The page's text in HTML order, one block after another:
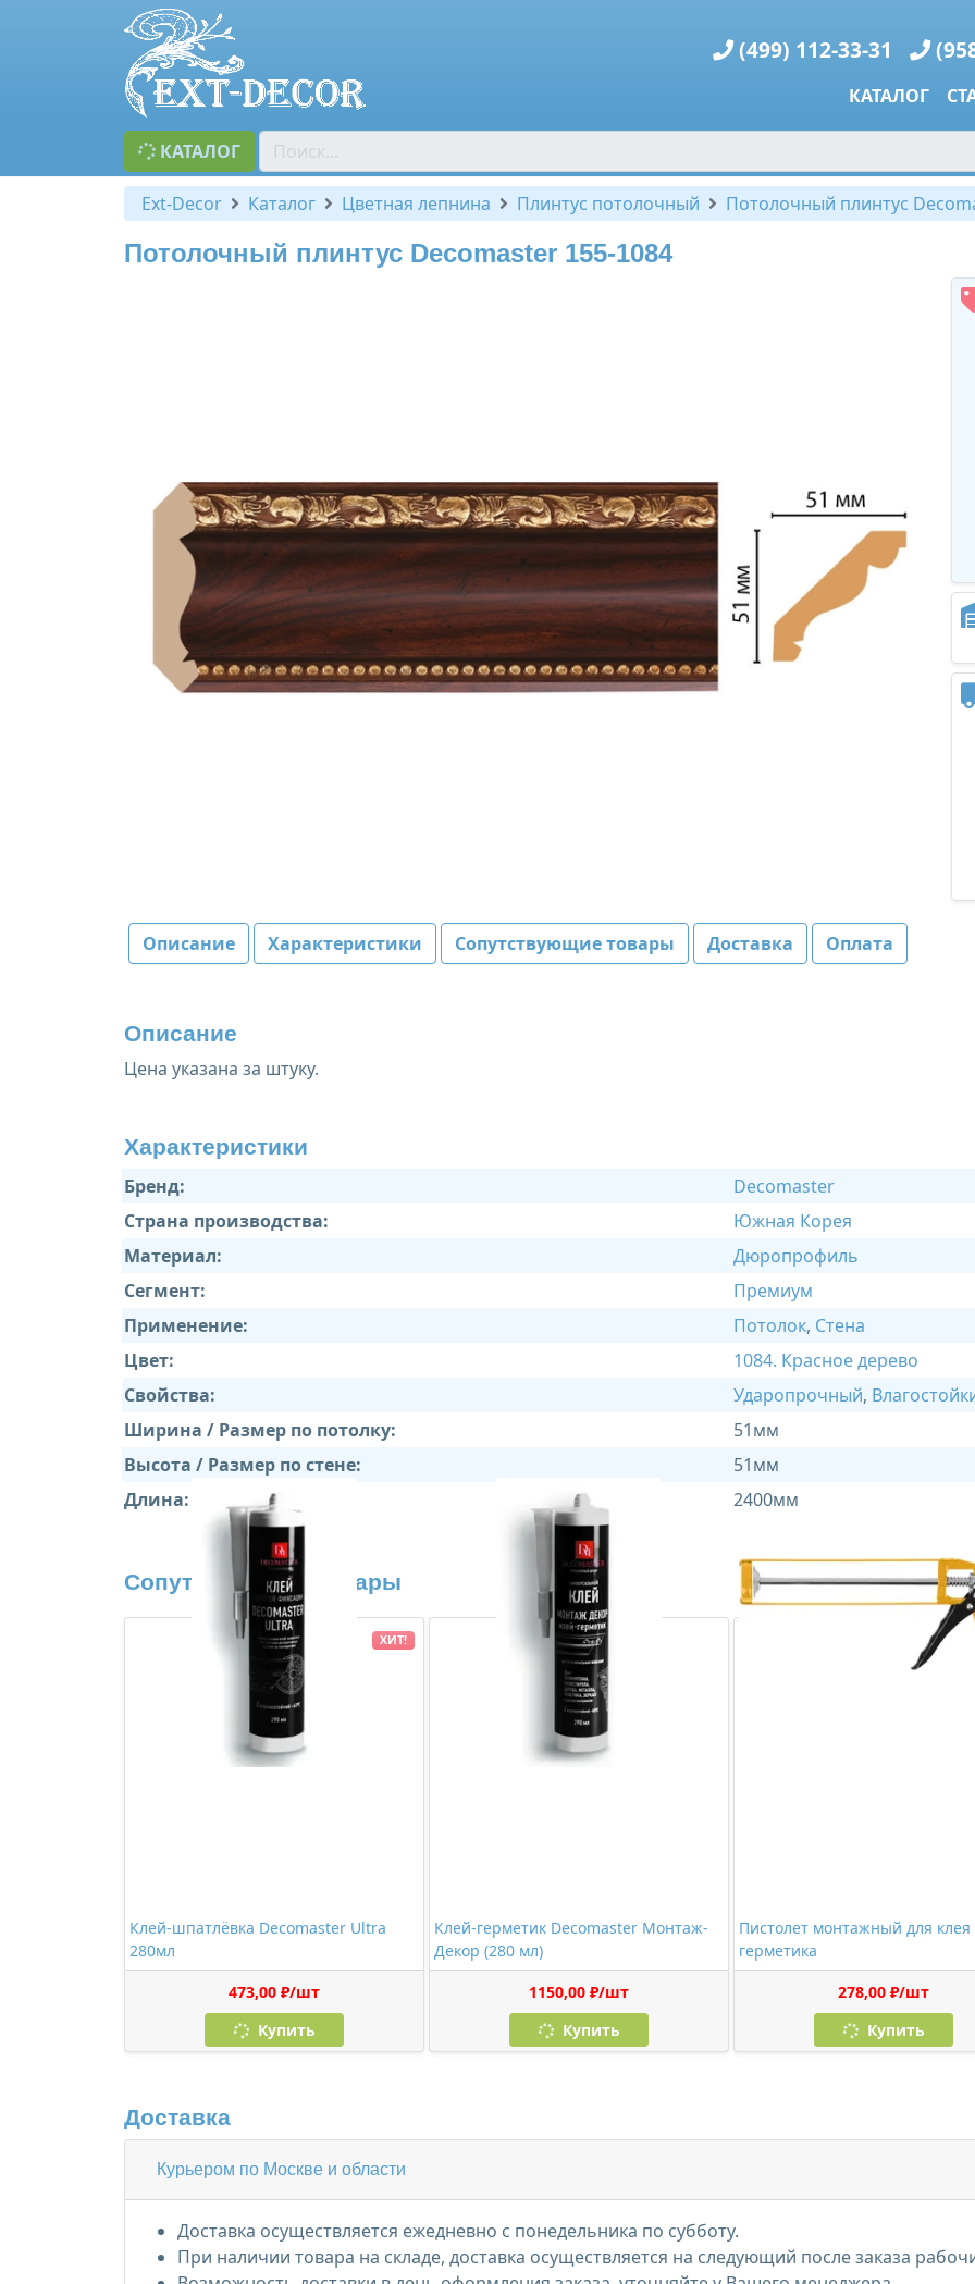
(499) 112-33-31
КАТАЛОГ
КАТАЛОГ
Ext-Decor Каталог Цветная лепнина Плинтус потолочный Потолочный плинтус
Потолочный плинтус Decomaster 155-1084
Описание Характеристики Сопутствующие товары Доставка Оплата
Описание
Цена указана за штуку.
Характеристики
Бренд:
Decomaster
Страна производства:
Южная Корея
Материал:
Дюропрофиль
Сегмент:
Премиум
Применение:
Потолок, Стена
Цвет:
1084. Красное дерево
Свойства:
Ударопрочный,
Ширина / Размер по потолку:
51мм
Высота / Размер по стене:
51мм
Длина:
2400мм
Сопутствующие товары
Клей-шпатлёвка Decomaster Ultra
280мл
473,00 ₽/шт
Купить
ХИТ!
Клей-герметик Decomaster Монтаж-
Декор (280 мл)
1150,00 ₽/шт
Купить
Пистолет монтажный для клея
герметика
278,00 ₽/шт
Купить
Доставка
Курьером по Москве и области
Доставка осуществляется ежедневно с понедельника по субботу.
При наличии товара на складе, доставка осуществляется на следующий после заказа